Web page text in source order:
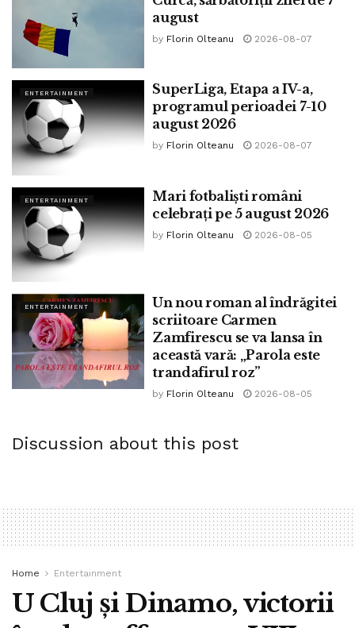
august
by Florin Olteanu 2026-08-07
ENTERTAINMENT
SuperLiga, Etapa a IV-a,
programul perioadei 7-10
august 2026
by Florin Olteanu 2026-08-07
ENTERTAINMENT
Mari fotbaliști români
celebrați pe 5 august 2026
by Florin Olteanu 2026-08-05
ENTERTAINMENT
Un nou roman al îndrăgitei
scriitoare Carmen
Zamfirescu se va lansa în
această vară: „Parola este
trandafirul roz”
by Florin Olteanu 2026-08-05
Discussion about this post
Home Entertainment
U Cluj și Dinamo, victorii